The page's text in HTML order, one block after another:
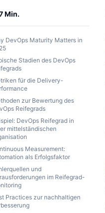
Min.
DevOps Maturity Matters in
Stadien des DevOps
für die Delivery-
zur Bewertung des
Reifegrads
DevOps Reifegrad in
mittelständischen
Measurement:
als Erfolgsfaktor
und
im Reifegrad-
Practices zur nachhaltigen